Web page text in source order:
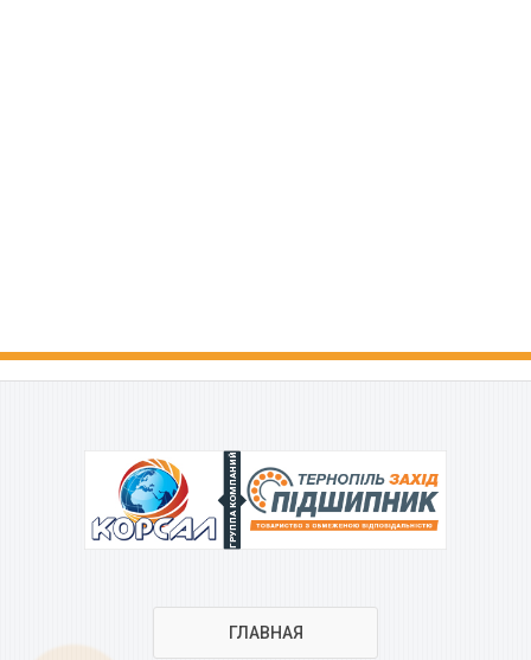
ГРУППА КОМПАНИЙ
ГЛАВНАЯ